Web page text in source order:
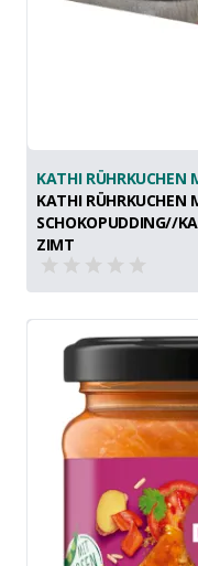
KATHI RÜHRKUCHEN
KATHI RÜHRKUCHEN
SCHOKOPUDDING//
ZIMT